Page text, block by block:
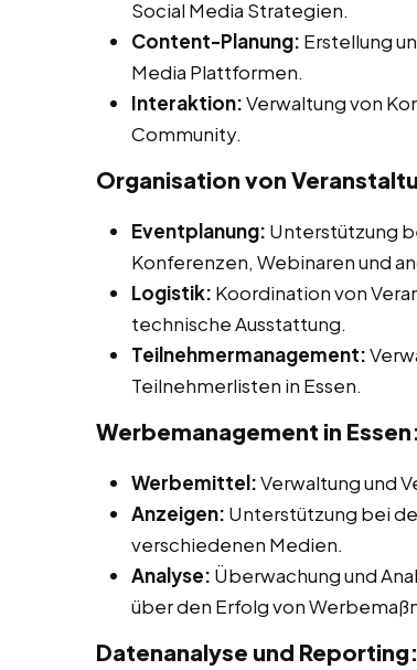
Social Media Strategien.
Content-Planung: Erstellung
Media Plattformen.
Interaktion:Verwaltung von
Community.
Organisation von
Eventplanung: Unterstützung
Konferenzen, Webinaren und
Logistik: Koordination von
technische Ausstattung.
Teilnehmermanagement:
Teilnehmerlisten in Essen.
Werbemanagement in Essen:
Werbemittel:Verwaltung und
Anzeigen: Unterstützung bei
verschiedenen Medien.
Analyse: Überwachung und
über den Erfolg von
Datenanalyse und Reporting: